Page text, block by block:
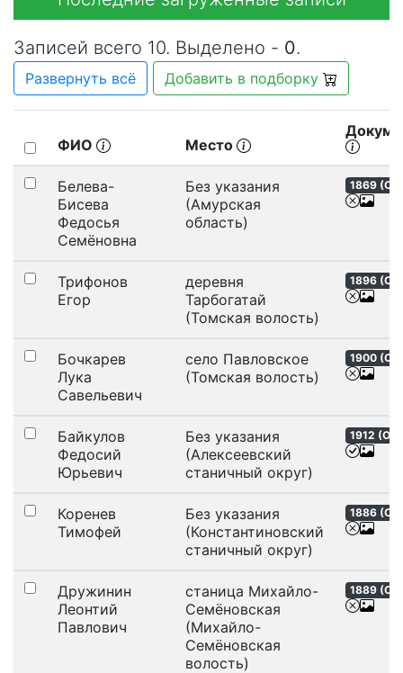
Записей всего 10. Выделено - 0.
Развернуть всё Добавить в подборку
ФИО Место
Белева-
Бисева
Федосья
Семёновна
Без указания
(Амурская
область)
1869 (ОС
Трифонов
Егор
деревня
Тарбогатай
(Томская волость)
1896 (ОС
Бочкарев
Лука
Савельевич
село Павловское
(Томская волость)
1900 (СС
Байкулов
Федосий
Юрьевич
Без указания
(Алексеевский
станичный округ)
1912 (ОС
Коренев
Тимофей
Без указания
(Константиновский
станичный округ)
1886 (ОС
Дружинин
Леонтий
Павлович
станица Михайло-
Семёновская
(Михайло-
Семёновская
волость)
1889 (ОС